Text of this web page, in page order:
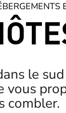
le sud
vous
combler.